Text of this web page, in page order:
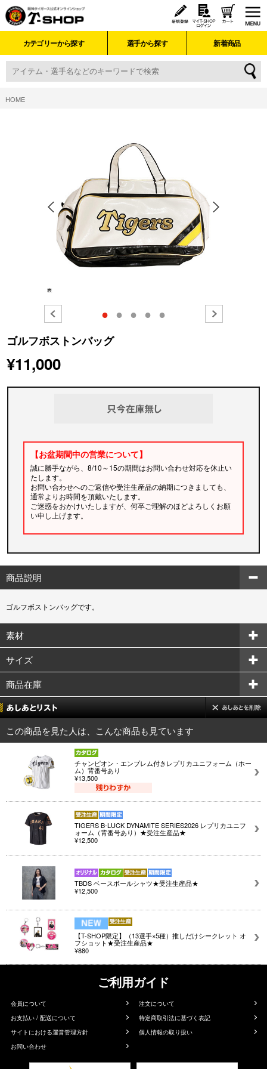
カテゴリーから探す 選手から探す 新着商品
HOME
● ● ● ● ●
ゴルフボストンバッグ
¥11,000
【お盆期間中の営業について】
誠に勝手ながら、8/10～15の期間はお問い合わせ対応を休止い
たします。
お問い合わせへのご返信や受注生産品の納期につきましても、
通常よりお時間を頂戴いたします。
ご迷惑をおかけいたしますが、何卒ご理解のほどよろしくお願
い申し上げます。
商品説明
ゴルフボストンバッグです。
素材
サイズ
商品在庫
この商品を見た人は、こんな商品も見ています
チャンピオン・エンブレム付きレプリカユニフォーム（ホー
ム）背番号あり
¥13,500
TIGERS B-LUCK DYNAMITE SERIES2026 レプリカユニフ
ォーム（背番号あり）★受注生産品★
¥12,500
TBDS ベースボールシャツ★受注生産品★
¥12,500
【T-SHOP限定】（13選手×5種）推しだけシークレット オ
フショット★受注生産品★
¥880
ご利用ガイド
会員について
注文について
お支払い / 配送について
特定商取引法に基づく表記
サイトにおける運営管理方針
個人情報の取り扱い
お問い合わせ